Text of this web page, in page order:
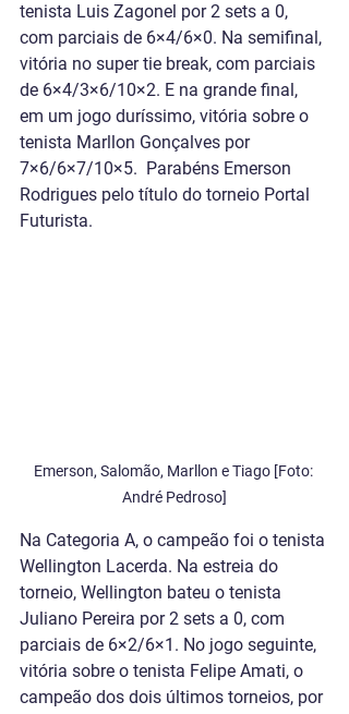
tenista Luis Zagonel por 2 sets a 0,
com parciais de 6×4/6×0. Na semifinal,
vitória no super tie break, com parciais
de 6×4/3×6/10×2. E na grande final,
em um jogo duríssimo, vitória sobre o
tenista Marllon Gonçalves por
7×6/6×7/10×5.  Parabéns Emerson
Rodrigues pelo título do torneio Portal
Futurista.
Emerson, Salomão, Marllon e Tiago [Foto:
André Pedroso]
Na Categoria A, o campeão foi o tenista
Wellington Lacerda. Na estreia do
torneio, Wellington bateu o tenista
Juliano Pereira por 2 sets a 0, com
parciais de 6×2/6×1. No jogo seguinte,
vitória sobre o tenista Felipe Amati, o
campeão dos dois últimos torneios, por